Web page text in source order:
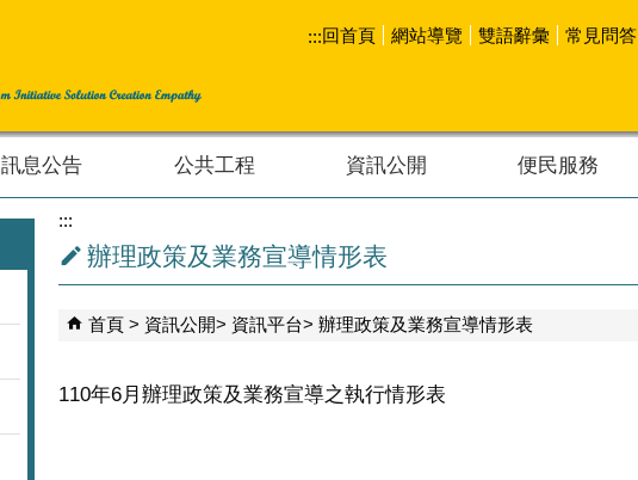
:::回首頁 網站導覽 雙語辭彙 常見問答
訊息公告 公共工程 資訊公開 便民服務
:::
辦理政策及業務宣導情形表
首頁 資訊公開 資訊平台 辦理政策及業務宣導情形表
110年6月辦理政策及業務宣導之執行情形表